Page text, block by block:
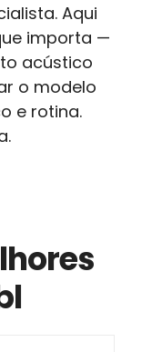
Aqui
importa —
acústico
o modelo
e rotina.